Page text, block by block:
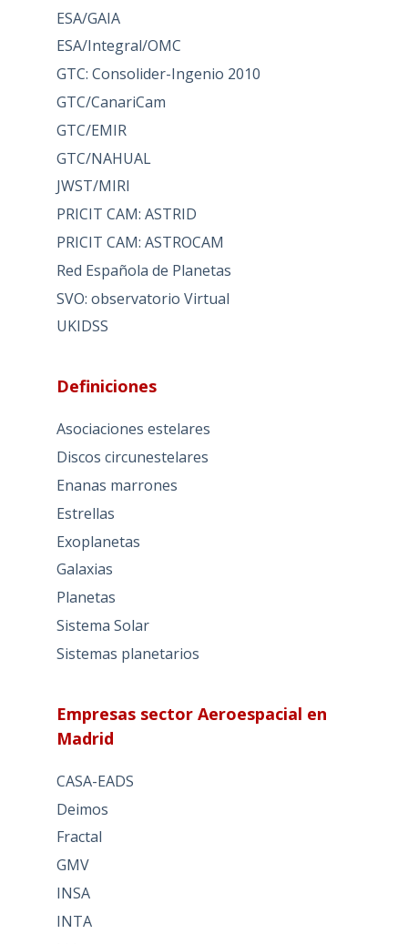
ESA/GAIA
ESA/Integral/OMC
GTC: Consolider-Ingenio 2010
GTC/CanariCam
GTC/EMIR
GTC/NAHUAL
JWST/MIRI
PRICIT CAM: ASTRID
PRICIT CAM: ASTROCAM
Red Española de Planetas
SVO: observatorio Virtual
UKIDSS
Definiciones
Asociaciones estelares
Discos circunestelares
Enanas marrones
Estrellas
Exoplanetas
Galaxias
Planetas
Sistema Solar
Sistemas planetarios
Empresas sector Aeroespacial en
Madrid
CASA-EADS
Deimos
Fractal
GMV
INSA
INTA